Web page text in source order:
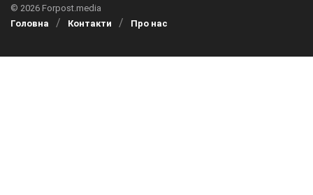
© 2026 Forpost.media
Головна
Контакти Про нас